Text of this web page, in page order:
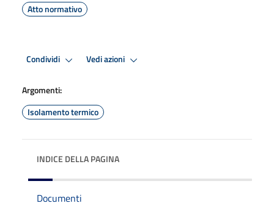
Atto normativo
Condividi Vedi azioni
Argomenti:
Isolamento termico
INDICE DELLA PAGINA
Documenti